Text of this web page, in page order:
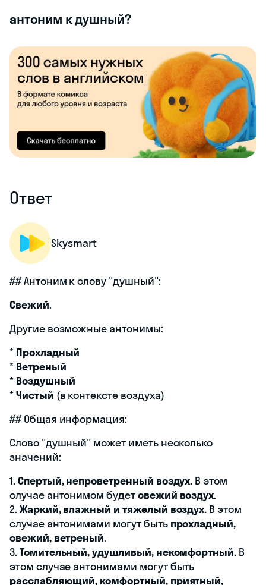
антоним к душный?
Ответ
Skysmart
## Антоним к слову "душный":
Свежий.
Другие возможные антонимы:
* Прохладный
* Ветреный
* Воздушный
*Чистый (в контексте воздуха)
## Общая информация:
Слово "душный" может иметь несколько
значений:
1. Спертый, непроветренный воздух. В этом
случае антонимом будетсвежий воздух.
2. Жаркий, влажный и тяжелый воздух. В этом
случае антонимами могут быть прохладный,
свежий, ветреный.
3. Томительный, удушливый, некомфортный. В
этом случае антонимами могут быть
расслабляющий, комфортный, приятный,